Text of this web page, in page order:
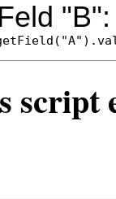
"B":
script